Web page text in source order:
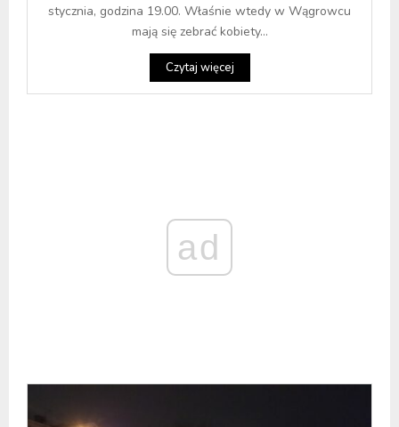
stycznia, godzina 19.00. Właśnie wtedy w Wągrowcu
mają się zebrać kobiety...
Czytaj więcej
ad